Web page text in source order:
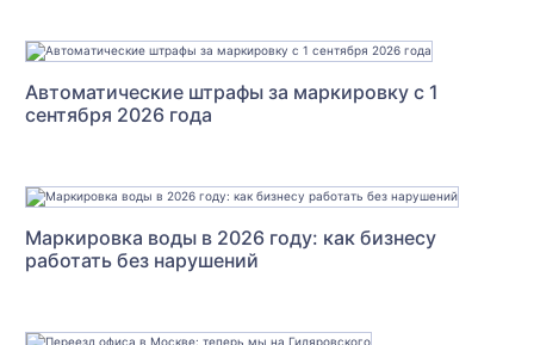
Автоматические штрафы за маркировку с 1
сентября 2026 года
Маркировка воды в 2026 году: как бизнесу
работать без нарушений